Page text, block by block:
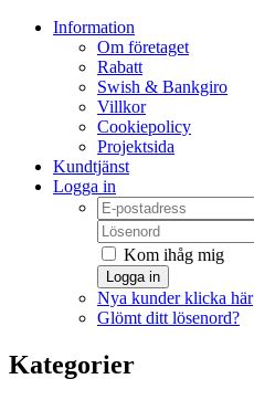
Information
Om företaget
Rabatt
Swish & Bankgiro
Villkor
Cookiepolicy
Projektsida
Kundtjänst
Logga in
Kom ihåg mig
Logga in
Nya kunder klicka här
Glömt ditt lösenord?
Kategorier